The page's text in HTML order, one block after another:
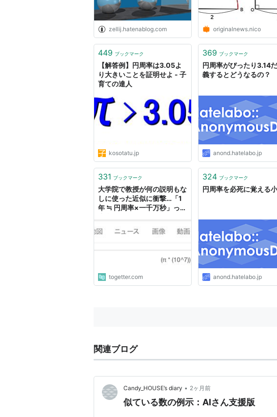
zellij.hatenablog.com originalnews.nico
449 ブックマーク
【解答例】円周率は3.05よ
り大きいことを証明せよ - 子
育ての達人
kosotatu.jp
369 ブックマーク
円周率がぴったり3.14
義するとどうなるの？
anond.hatelabo.jp
331 ブックマーク
大学院で教授が何の説明もな
しに使った近似に衝撃…「1
年 ≒ 円周率×一千万秒」って
togetter.com
324 ブックマーク
円周率を必死に覚える
anond.hatelabo.jp
関連ブログ
Candy_HOUSE’s diary • 2ヶ月前
似ている数の例示：AIさん支援版